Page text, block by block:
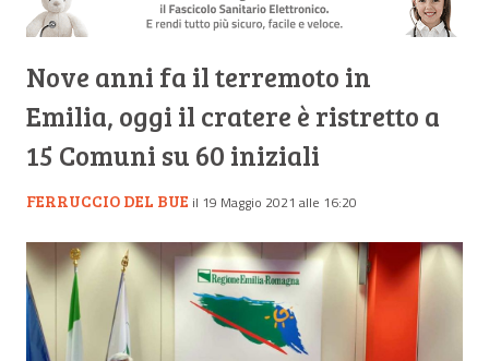
Nove anni fa il terremoto in
Emilia, oggi il cratere è ristretto a
15 Comuni su 60 iniziali
FERRUCCIO DEL BUE il 19 Maggio 2021 alle 16:20